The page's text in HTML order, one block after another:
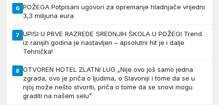
6 POŽEGA Potpisani ugovori za opremanje hladnjače vrijedni
3,3 milijuna eura
7 UPISI U PRVE RAZREDE SREDNJIH ŠKOLA U POŽEGI Trend
iz ranijih godina je nastavljen – apsolutni hit je i dalje
Tehnička!
8 OTVOREN HOTEL ZLATNI LUG „Nije ovo još samo jedna
zgrada, ovo je priča o ljudima, o Slavoniji i tome da se u
njoj može nešto stvoriti, priča o tome da se snovi mogu
graditi na našem selu”